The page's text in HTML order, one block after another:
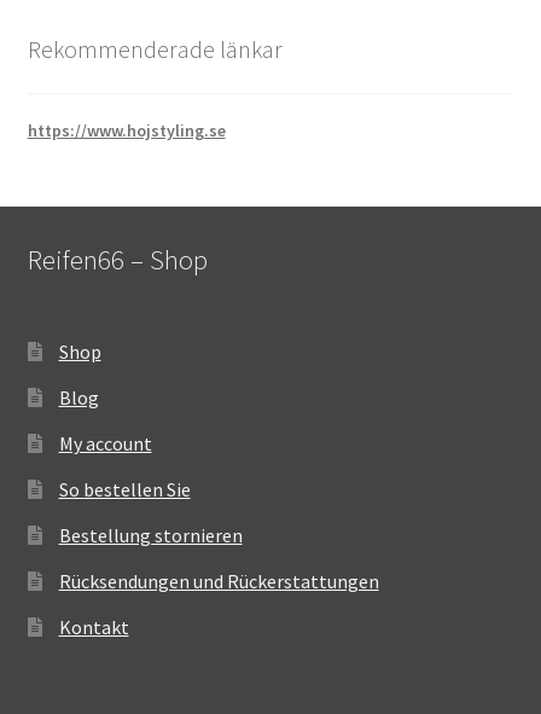
Rekommenderade länkar
https://www.hojstyling.se
Reifen66 – Shop
Shop
Blog
My account
So bestellen Sie
Bestellung stornieren
Rücksendungen und Rückerstattungen
Kontakt